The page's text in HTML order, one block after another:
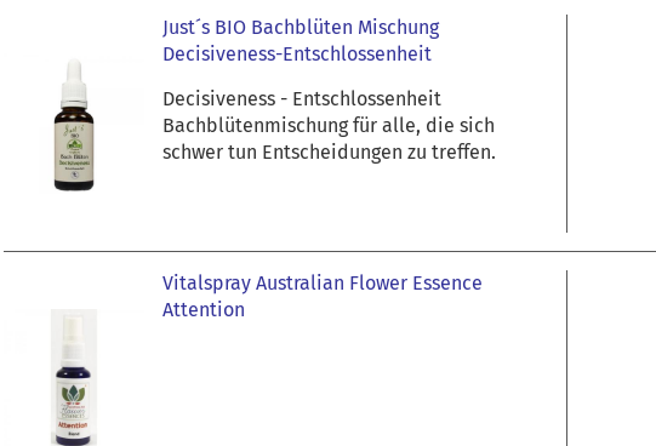
Just´s BIO Bachblüten Mischung
Decisiveness-Entschlossenheit
Decisiveness - Entschlossenheit
Bachblütenmischung für alle, die sich
schwer tun Entscheidungen zu treffen.
Vitalspray Australian Flower Essence
Attention